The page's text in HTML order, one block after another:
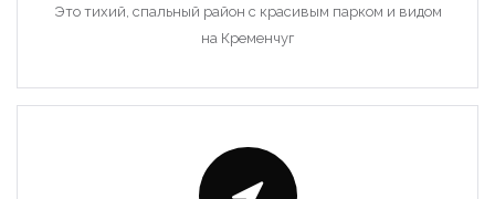
Это тихий, спальный район с красивым парком и видом
на Кременчуг